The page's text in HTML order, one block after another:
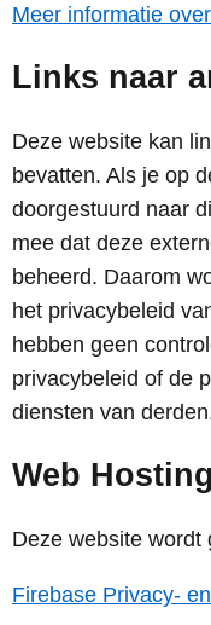
Meer informatie
Links naar
Deze website kan
bevatten. Als je op
doorgestuurd naar
mee dat deze
beheerd. Daarom
het privacybeleid
hebben geen
privacybeleid of de
diensten van
Web Hosting
Deze website wordt
Firebase Privacy-